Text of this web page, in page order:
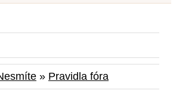
» Pravidla fóra